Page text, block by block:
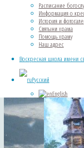
Расписание
Информация о
История и
Святыни храма
Помощь храму
Наш адрес
Воскресная школа имени
Русский
English
О храме —